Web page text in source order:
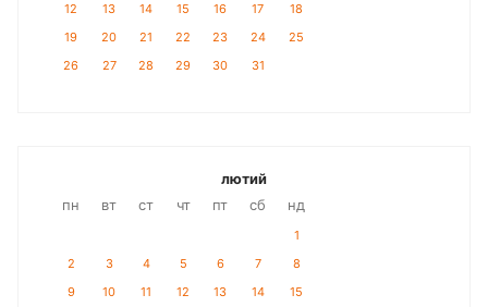
12
13 14 15 16 17
18
19
20 21 22 23 24
25
26
27 28 29 30 31
лютий
пн
вт ст чт пт сб нд
1
2
3 4 5 6 7
8
9
10 11 12 13 14
15